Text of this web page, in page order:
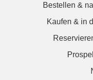
Bestellen &
Kaufen & in